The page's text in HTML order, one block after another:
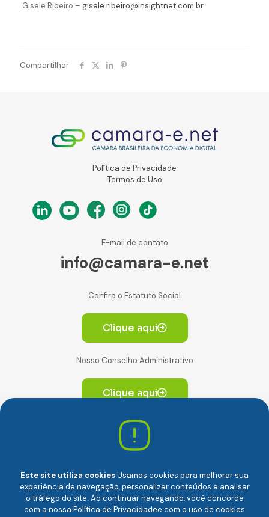
Gisele Ribeiro – gisele.ribeiro@insightnet.com.br
Compartilhar
Política de Privacidade
Termos de Uso
E-mail de contato
info@camara-e.net
Confira o Estatuto Social
Clique aqui
Nosso Conselho Administrativo
Clique aqui
Av. Paulista, 2064. Conjunto 14, (Edifício Paulista) -
CEP 01310-928 Consolação – São Paulo/SP
Este site utiliza cookiesUsamos cookies para melhorar sua
experiência de navegação, personalizar conteúdos e analisar
o tráfego do site. Ao continuar navegando, você concorda
com a nossa Política de Privacidadee com o uso de cookies